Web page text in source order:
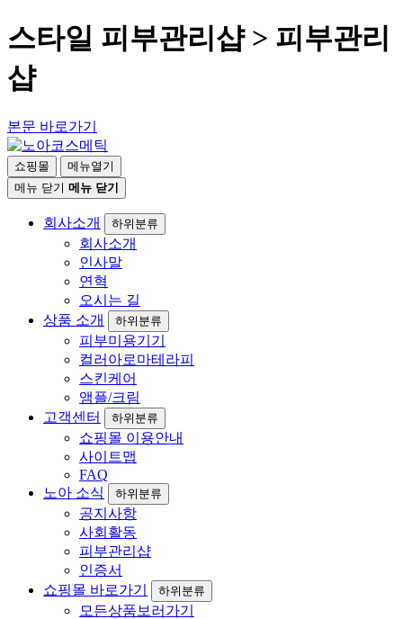
스타일 피부관리샵 > 피부관리
샵
본문 바로가기
쇼핑몰
메뉴열기
메뉴 닫기 메뉴 닫기
회사소개 하위분류
회사소개
인사말
연혁
오시는 길
상품 소개
하위분류
피부미용기기
컬러아로마테라피
스킨케어
앰플/크림
고객센터
하위분류
쇼핑몰 이용안내
사이트맵
FAQ
노아 소식
하위분류
공지사항
사회활동
피부관리샵
인증서
쇼핑몰 바로가기
하위분류
모든상품보러가기